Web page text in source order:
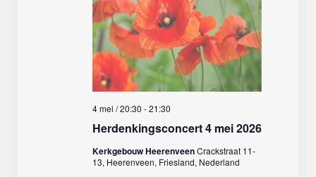
Herdenkingsconcert 4 mei 2026
4 mei / 20:30 -21:30
Kerkgebouw HeerenveenCrackstraat 11-
13, Heerenveen, Friesland, Nederland